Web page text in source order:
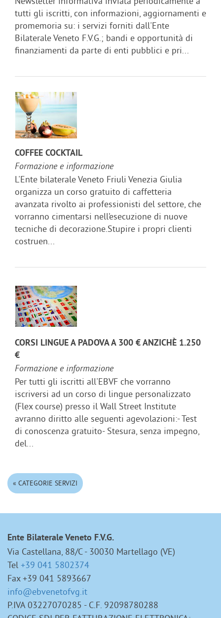
tutti gli iscritti, con informazioni, aggiornamenti e
promemoria su: i servizi forniti dall'Ente
Bilaterale Veneto F.V.G.; bandi e opportunità di
finanziamenti da parte di enti pubblici e pri...
COFFEE COCKTAIL
Formazione e informazione
L'Ente bilaterale Veneto Friuli Venezia Giulia
organizza un corso gratuito di caffetteria
avanzata rivolto ai professionisti del settore, che
vorranno cimentarsi nell’esecuzione di nuove
tecniche di decorazione.Stupire i propri clienti
costruen...
CORSI LINGUE A PADOVA A 300 € ANZICHÈ 1.250
€
Formazione e informazione
Per tutti gli iscritti all'EBVF che vorranno
iscriversi ad un corso di lingue personalizzato
(Flex course) presso il Wall Street Institute
avranno diritto alle seguenti agevolazioni:- Test
di conoscenza gratuito- Stesura, senza impegno,
del...
« CATEGORIE SERVIZI
Ente Bilaterale Veneto F.V.G.
Via Castellana, 88/C - 30030 Martellago (VE)
Tel +39 041 5802374
Fax +39 041 5893667
info@ebvenetofvg.it
P.IVA 03227070285 - C.F. 92098780288